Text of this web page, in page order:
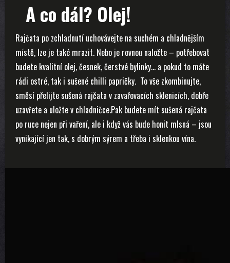
A co dál? Olej!
Rajčata po zchladnutí uchovávejte na suchém a chladnějším
místě, lze je také mrazit. Nebo je rovnou naložte – potřebovat
budete kvalitní olej, česnek, čerstvé bylinky… a pokud to máte
rádi ostré, tak i sušené chilli papričky. To vše zkombinujte,
směsí přelijte sušená rajčata v zavařovacích sklenicích, dobře
uzavřete a uložte v chladničce.Pak budete mít sušená rajčata
po ruce nejen při vaření, ale i když vás bude honit mlsná – jsou
vynikající jen tak, s dobrým sýrem a třeba i sklenkou vína.